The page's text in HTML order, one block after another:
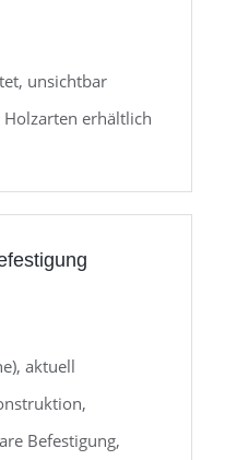
unsichtbar
erhältlich
), aktuell
Befestigung,